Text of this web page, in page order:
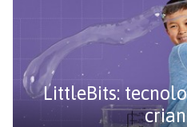
LittleBits: